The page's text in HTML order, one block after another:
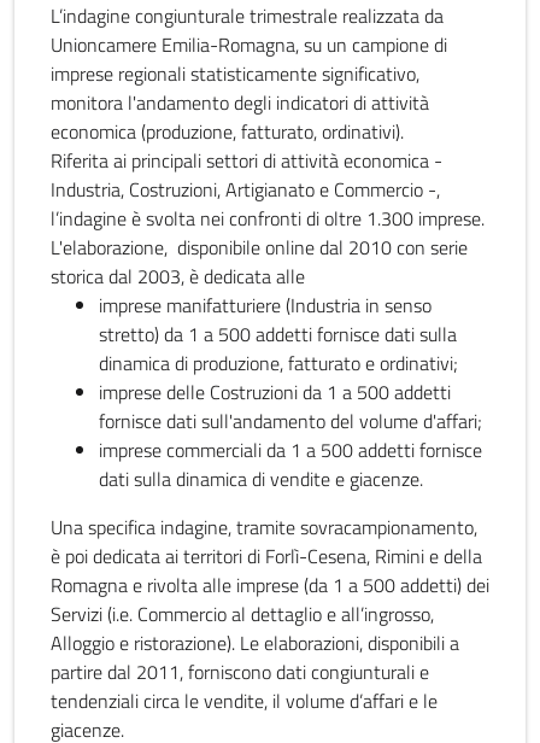
L’indagine congiunturale trimestrale realizzata da
Unioncamere Emilia-Romagna, su un campione di
imprese regionali statisticamente significativo,
monitora l'andamento degli indicatori di attività
economica (produzione, fatturato, ordinativi).
Riferita ai principali settori di attività economica -
Industria, Costruzioni, Artigianato e Commercio -,
l’indagine è svolta nei confronti di oltre 1.300 imprese.
L'elaborazione, disponibile online dal 2010 con serie
storica dal 2003, è dedicata alle
imprese manifatturiere (Industria in senso
stretto) da 1 a 500 addetti fornisce dati sulla
dinamica di produzione, fatturato e ordinativi;
imprese delle Costruzioni da 1 a 500 addetti
fornisce dati sull'andamento del volume d'affari;
imprese commerciali da 1 a 500 addetti fornisce
dati sulla dinamica di vendite e giacenze.
Una specifica indagine, tramite sovracampionamento,
è poi dedicata ai territori di Forlì-Cesena, Rimini e della
Romagna e rivolta alle imprese (da 1 a 500 addetti) dei
Servizi (i.e. Commercio al dettaglio e all’ingrosso,
Alloggio e ristorazione). Le elaborazioni, disponibili a
partire dal 2011, forniscono dati congiunturali e
tendenziali circa le vendite, il volume d’affari e le
giacenze.